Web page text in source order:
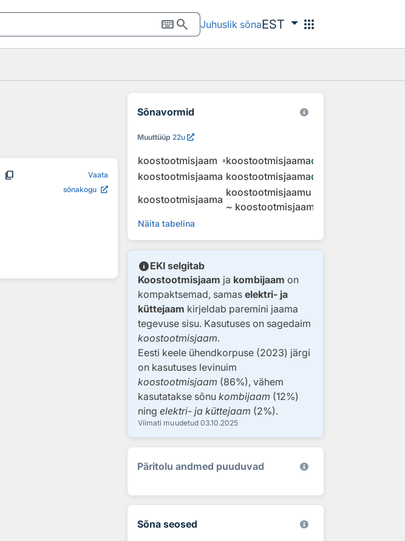
keyboardsearch Juhuslik sõnaEST apps
content_copy
Vaata
sõnakogu
Sõnavormid
Muuttüüp 22u
koostootmisjaam koostootmisjaamad
koostootmisjaama koostootmisjaamade
koostootmisjaama
koostootmisjaamu
~ koostootmisjaama
Näita tabelina
infoEKI selgitab
Koostootmisjaam ja kombijaam on
kompaktsemad, samaselektri- ja
küttejaam kirjeldab paremini jaama
tegevuse sisu. Kasutuses on sagedaim
koostootmisjaam.
Eesti keele ühendkorpuse (2023) järgi
on kasutuses levinuim
koostootmisjaam (86%), vähem
kasutatakse sõnukombijaam (12%)
ningelektri- ja küttejaam (2%).
Viimati muudetud 03.10.2025
Päritolu andmed puuduvad
Sõna seosed